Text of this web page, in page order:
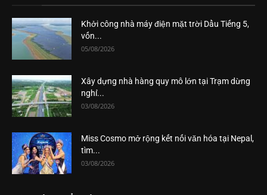
Khởi công nhà máy điện mặt trời Dầu Tiếng 5,
vốn...
05/08/2026
Xây dựng nhà hàng quy mô lớn tại Trạm dừng
nghỉ...
03/08/2026
Miss Cosmo mở rộng kết nối văn hóa tại Nepal,
tìm...
03/08/2026